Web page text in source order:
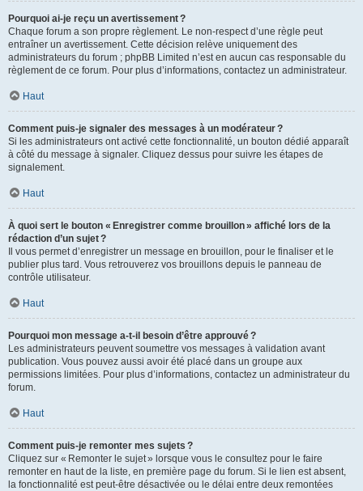
Pourquoi ai-je reçu un avertissement ?
Chaque forum a son propre règlement. Le non-respect d’une règle peut
entraîner un avertissement. Cette décision relève uniquement des
administrateurs du forum ; phpBB Limited n’est en aucun cas responsable du
règlement de ce forum. Pour plus d’informations, contactez un administrateur.
Haut
Comment puis-je signaler des messages à un modérateur ?
Si les administrateurs ont activé cette fonctionnalité, un bouton dédié apparaît
à côté du message à signaler. Cliquez dessus pour suivre les étapes de
signalement.
Haut
À quoi sert le bouton « Enregistrer comme brouillon » affiché lors de la
rédaction d’un sujet ?
Il vous permet d’enregistrer un message en brouillon, pour le finaliser et le
publier plus tard. Vous retrouverez vos brouillons depuis le panneau de
contrôle utilisateur.
Haut
Pourquoi mon message a-t-il besoin d’être approuvé ?
Les administrateurs peuvent soumettre vos messages à validation avant
publication. Vous pouvez aussi avoir été placé dans un groupe aux
permissions limitées. Pour plus d’informations, contactez un administrateur du
forum.
Haut
Comment puis-je remonter mes sujets ?
Cliquez sur « Remonter le sujet » lorsque vous le consultez pour le faire
remonter en haut de la liste, en première page du forum. Si le lien est absent,
la fonctionnalité est peut-être désactivée ou le délai entre deux remontées